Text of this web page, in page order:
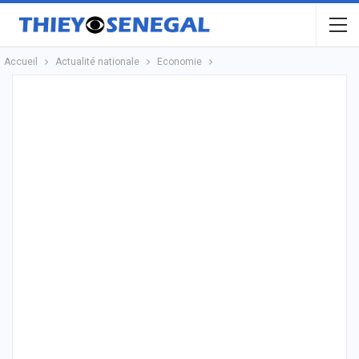
Accueil Actualité nationale Economie